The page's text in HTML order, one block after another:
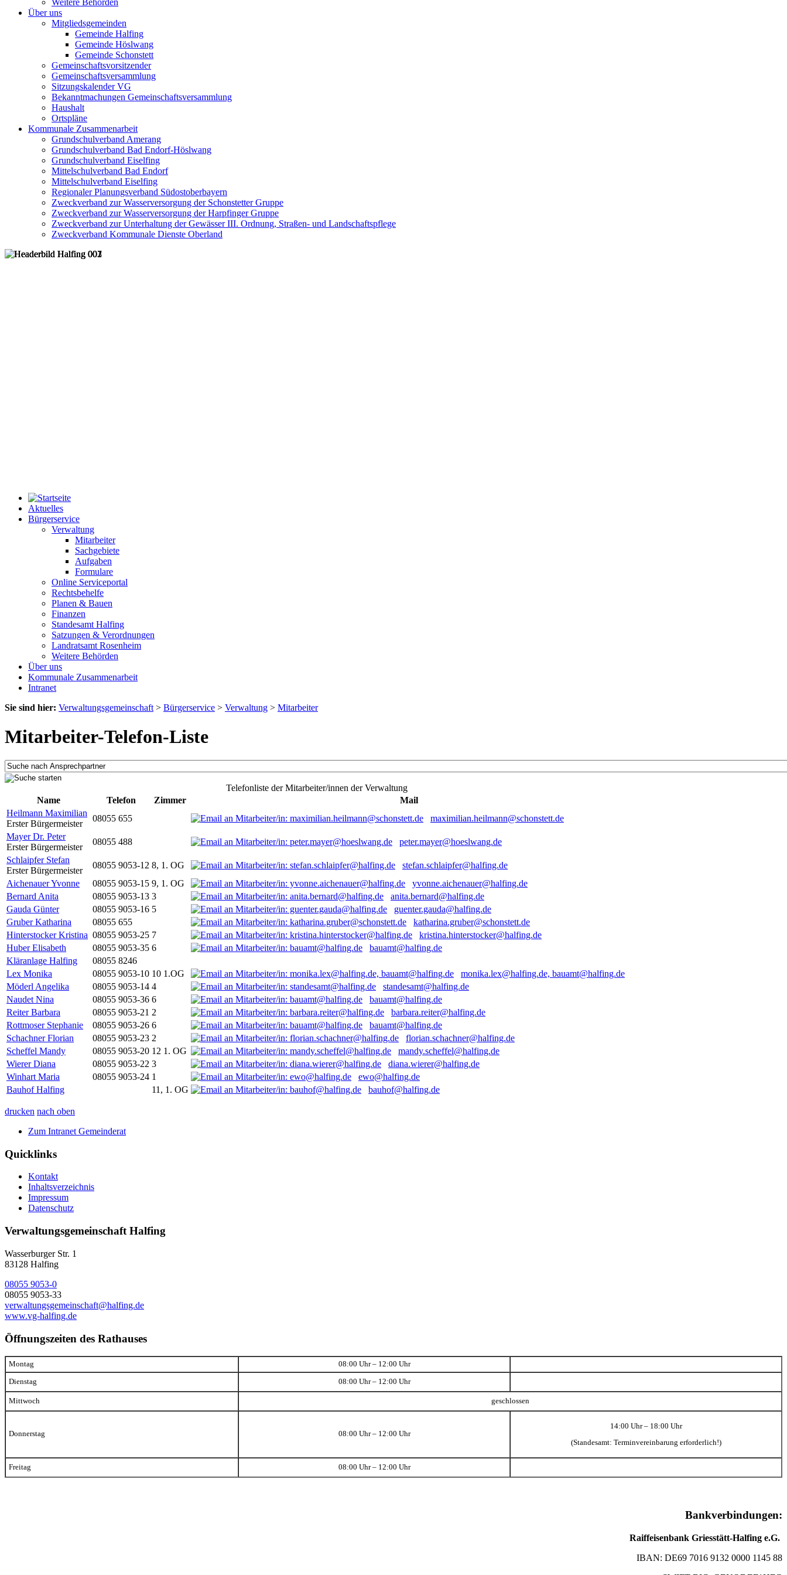
Weitere Behörden
Über uns
Mitgliedsgemeinden
Gemeinde Halfing
Gemeinde Höslwang
Gemeinde Schonstett
Gemeinschaftsvorsitzender
Gemeinschaftsversammlung
Sitzungskalender VG
Bekanntmachungen Gemeinschaftsversammlung
Haushalt
Ortspläne
Kommunale Zusammenarbeit
Grundschulverband Amerang
Grundschulverband Bad Endorf-Höslwang
Grundschulverband Eiselfing
Mittelschulverband Bad Endorf
Mittelschulverband Eiselfing
Regionaler Planungsverband Südostoberbayern
Zweckverband zur Wasserversorgung der Schonstetter Gruppe
Zweckverband zur Wasserversorgung der Harpfinger Gruppe
Zweckverband zur Unterhaltung der Gewässer III. Ordnung, Straßen- und Landschaftspflege
Zweckverband Kommunale Dienste Oberland
Aktuelles
Bürgerservice
Verwaltung
Mitarbeiter
Sachgebiete
Aufgaben
Formulare
Online Serviceportal
Rechtsbehelfe
Planen & Bauen
Finanzen
Standesamt Halfing
Satzungen & Verordnungen
Landratsamt Rosenheim
Weitere Behörden
Über uns
Kommunale Zusammenarbeit
Intranet
Sie sind hier: Verwaltungsgemeinschaft > Bürgerservice > Verwaltung > Mitarbeiter
Mitarbeiter-Telefon-Liste
Telefonliste der Mitarbeiter/innen der Verwaltung
Name
Telefon Zimmer
Mail
Heilmann Maximilian
Erster Bürgermeister
08055 655
maximilian.heilmann@schonstett.de
Mayer Dr. Peter
Erster Bürgermeister
08055 488
peter.mayer@hoeslwang.de
Schlaipfer Stefan
Erster Bürgermeister
08055 9053-12 8, 1. OG
stefan.schlaipfer@halfing.de
Aichenauer Yvonne
08055 9053-15 9, 1. OG
yvonne.aichenauer@halfing.de
Bernard Anita
08055 9053-13 3
anita.bernard@halfing.de
Gauda Günter
08055 9053-16 5
guenter.gauda@halfing.de
Gruber Katharina
08055 655
katharina.gruber@schonstett.de
Hinterstocker Kristina 08055 9053-25 7
kristina.hinterstocker@halfing.de
Huber Elisabeth
08055 9053-35 6
bauamt@halfing.de
Kläranlage Halfing
08055 8246
Lex Monika
08055 9053-10 10 1.OG
monika.lex@halfing.de, bauamt@halfing.de
Möderl Angelika
08055 9053-14 4
standesamt@halfing.de
Naudet Nina
08055 9053-36 6
bauamt@halfing.de
Reiter Barbara
08055 9053-21 2
barbara.reiter@halfing.de
Rottmoser Stephanie
08055 9053-26 6
bauamt@halfing.de
Schachner Florian
08055 9053-23 2
florian.schachner@halfing.de
Scheffel Mandy
08055 9053-20 12 1. OG
mandy.scheffel@halfing.de
Wierer Diana
08055 9053-22 3
diana.wierer@halfing.de
Winhart Maria
08055 9053-24 1
ewo@halfing.de
Bauhof Halfing
11, 1. OG bauhof@halfing.de
drucken nach oben
Zum Intranet Gemeinderat
Quicklinks
Kontakt
Inhaltsverzeichnis
Impressum
Datenschutz
Verwaltungsgemeinschaft Halfing
Wasserburger Str. 1
83128 Halfing
08055 9053-0
08055 9053-33
verwaltungsgemeinschaft@halfing.de
www.vg-halfing.de
Öffnungszeiten des Rathauses
Montag 08:00 Uhr – 12:00 Uhr
Dienstag 08:00 Uhr – 12:00 Uhr
Mittwoch geschlossen
Donnerstag 08:00 Uhr – 12:00 Uhr
14:00 Uhr – 18:00 Uhr
(Standesamt: Terminvereinbarung erforderlich!)
Freitag 08:00 Uhr – 12:00 Uhr
Bankverbindungen:
Raiffeisenbank Griesstätt-Halfing e.G.
IBAN: DE69 7016 9132 0000 1145 88